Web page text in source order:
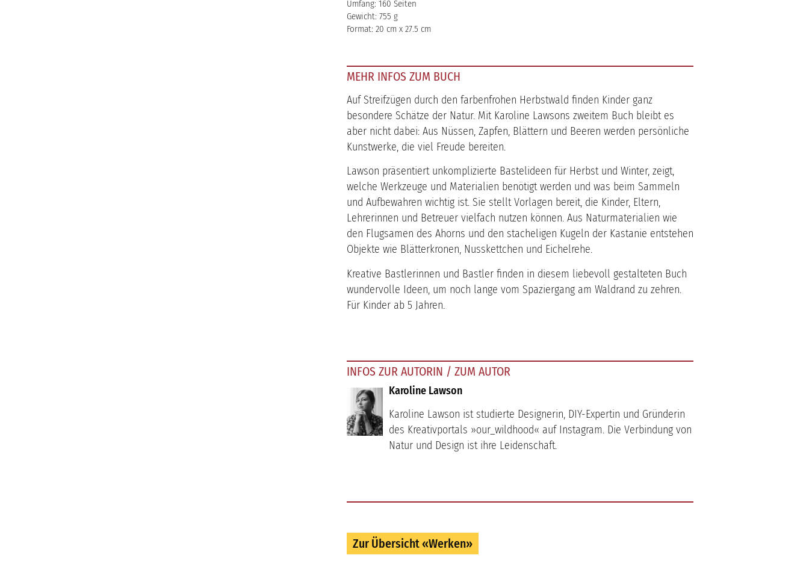
Umfang: 160 Seiten
Gewicht: 755 g
Format: 20 cm x 27.5 cm
MEHR INFOS ZUM BUCH
Auf Streifzügen durch den farbenfrohen Herbstwald finden Kinder ganz
besondere Schätze der Natur. Mit Karoline Lawsons zweitem Buch bleibt es
aber nicht dabei: Aus Nüssen, Zapfen, Blättern und Beeren werden persönliche
Kunstwerke, die viel Freude bereiten.
Lawson präsentiert unkomplizierte Bastelideen für Herbst und Winter, zeigt,
welche Werkzeuge und Materialien benötigt werden und was beim Sammeln
und Aufbewahren wichtig ist. Sie stellt Vorlagen bereit, die Kinder, Eltern,
Lehrerinnen und Betreuer vielfach nutzen können. Aus Naturmaterialien wie
den Flugsamen des Ahorns und den stacheligen Kugeln der Kastanie entstehen
Objekte wie Blätterkronen, Nusskettchen und Eichelrehe.
Kreative Bastlerinnen und Bastler finden in diesem liebevoll gestalteten Buch
wundervolle Ideen, um noch lange vom Spaziergang am Waldrand zu zehren.
Für Kinder ab 5 Jahren.
INFOS ZUR AUTORIN / ZUM AUTOR
Karoline Lawson
Karoline Lawson ist studierte Designerin, DIY-Expertin und Gründerin
des Kreativportals »our_wildhood« auf Instagram. Die Verbindung von
Natur und Design ist ihre Leidenschaft.
Zur Übersicht «Werken»